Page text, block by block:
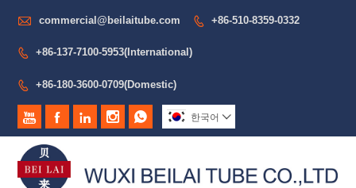
 commercial@beilaitube.com  +86-510-8359-0332
 +86-137-7100-5953(International)
 +86-180-3600-0709(Domestic)
     한국어 